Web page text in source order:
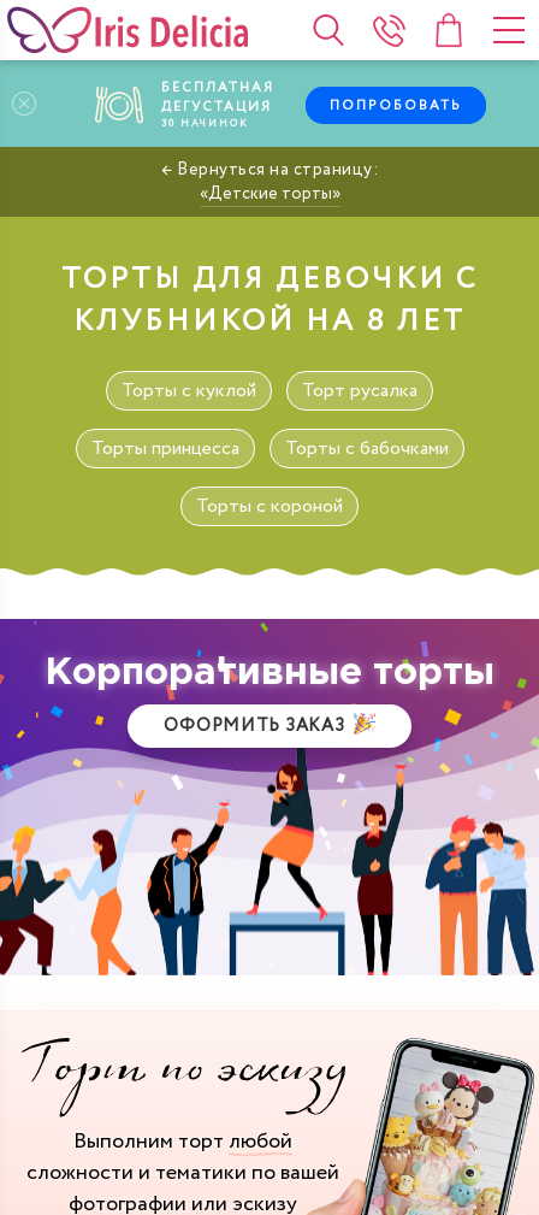
БЕСПЛАТНАЯ
ДЕГУСТАЦИЯ
30 НАЧИНОК
ПОПРОБОВАТЬ
Детские торты
ТОРТЫ ДЛЯ ДЕВОЧКИ С
КЛУБНИКОЙ НА 8 ЛЕТ
Торты с куклой Торт русалка
Торты принцесса Торты с бабочками
Торты с короной
Корпоративные торты
ОФОРМИТЬ ЗАКАЗ
Выполним торт любой
сложности и тематики по вашей
фотографии или эскизу